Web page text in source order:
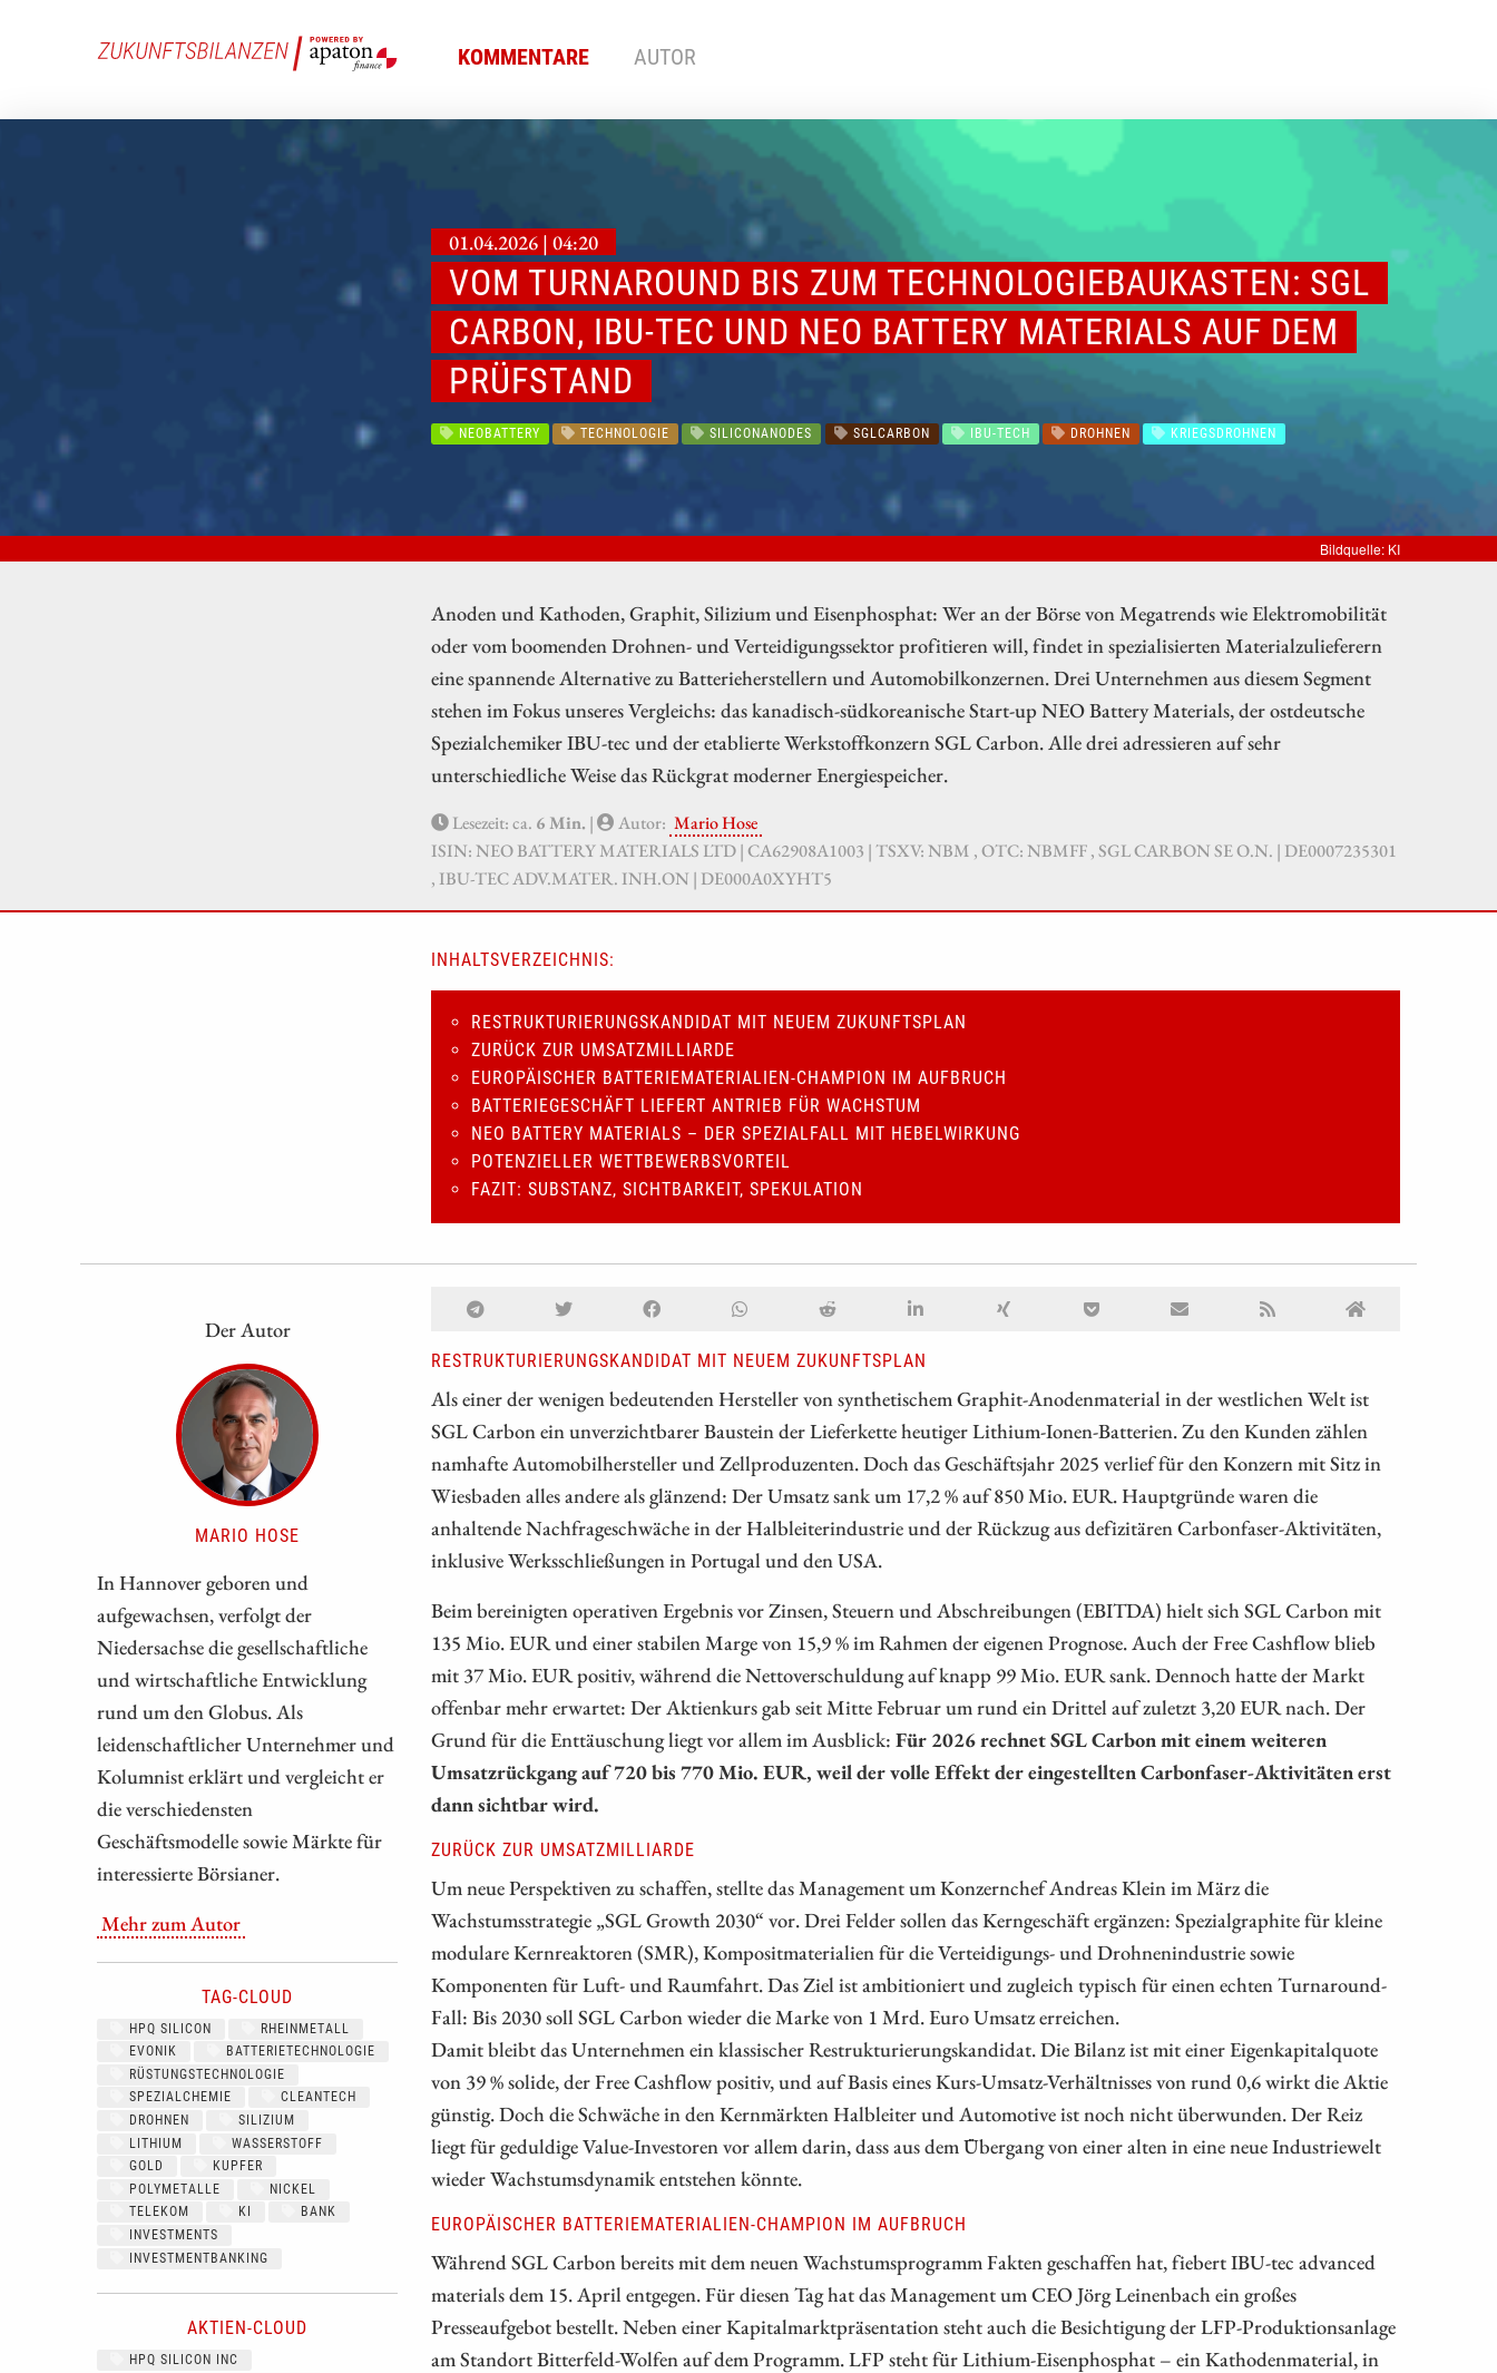
KOMMENTARE AUTOR
01.04.2026 | 04:20
VOM TURNAROUND BIS ZUM TECHNOLOGIEBAUKASTEN: SGL
CARBON, IBU-TEC UND NEO BATTERY MATERIALS AUF DEM
PRÜFSTAND
NEOBATTERY TECHNOLOGIE SILICONANODES SGLCARBON IBU-TECH DROHNEN KRIEGSDROHNEN
Bildquelle: KI
Anoden und Kathoden, Graphit, Silizium und Eisenphosphat: Wer an der Börse von Megatrends wie Elektromobilität
oder vom boomenden Drohnen- und Verteidigungssektor profitieren will, findet in spezialisierten Materialzulieferern
eine spannende Alternative zu Batterieherstellern und Automobilkonzernen. Drei Unternehmen aus diesem Segment
stehen im Fokus unseres Vergleichs: das kanadisch-südkoreanische Start-up NEO Battery Materials, der ostdeutsche
Spezialchemiker IBU-tec und der etablierte Werkstoffkonzern SGL Carbon. Alle drei adressieren auf sehr
unterschiedliche Weise das Rückgrat moderner Energiespeicher.
Lesezeit: ca. 6 Min. | Autor: Mario Hose
ISIN: NEO BATTERY MATERIALS LTD | CA62908A1003 | TSXV: NBM , OTC: NBMFF , SGL CARBON SE O.N. | DE0007235301
, IBU-TEC ADV.MATER. INH.ON | DE000A0XYHT5
INHALTSVERZEICHNIS:
RESTRUKTURIERUNGSKANDIDAT MIT NEUEM ZUKUNFTSPLAN
ZURÜCK ZUR UMSATZMILLIARDE
EUROPÄISCHER BATTERIEMATERIALIEN-CHAMPION IM AUFBRUCH
BATTERIEGESCHÄFT LIEFERT ANTRIEB FÜR WACHSTUM
NEO BATTERY MATERIALS – DER SPEZIALFALL MIT HEBELWIRKUNG
POTENZIELLER WETTBEWERBSVORTEIL
FAZIT: SUBSTANZ, SICHTBARKEIT, SPEKULATION
Der Autor
MARIO HOSE
In Hannover geboren und
aufgewachsen, verfolgt der
Niedersachse die gesellschaftliche
und wirtschaftliche Entwicklung
rund um den Globus. Als
leidenschaftlicher Unternehmer und
Kolumnist erklärt und vergleicht er
die verschiedensten
Geschäftsmodelle sowie Märkte für
interessierte Börsianer.
Mehr zum Autor
TAG-CLOUD
HPQ SILICON
RHEINMETALL
EVONIK
BATTERIETECHNOLOGIE
RÜSTUNGSTECHNOLOGIE
SPEZIALCHEMIE
CLEANTECH
DROHNEN
SILIZIUM
LITHIUM
WASSERSTOFF
GOLD
KUPFER
POLYMETALLE
NICKEL
TELEKOM
KI
BANK
INVESTMENTS
INVESTMENTBANKING
AKTIEN-CLOUD
HPQ SILICON INC
RESTRUKTURIERUNGSKANDIDAT MIT NEUEM ZUKUNFTSPLAN
Als einer der wenigen bedeutenden Hersteller von synthetischem Graphit-Anodenmaterial in der westlichen Welt ist
SGL Carbon ein unverzichtbarer Baustein der Lieferkette heutiger Lithium-Ionen-Batterien. Zu den Kunden zählen
namhafte Automobilhersteller und Zellproduzenten. Doch das Geschäftsjahr 2025 verlief für den Konzern mit Sitz in
Wiesbaden alles andere als glänzend: Der Umsatz sank um 17,2 % auf 850 Mio. EUR. Hauptgründe waren die
anhaltende Nachfrageschwäche in der Halbleiterindustrie und der Rückzug aus defizitären Carbonfaser-Aktivitäten,
inklusive Werksschließungen in Portugal und den USA.
Beim bereinigten operativen Ergebnis vor Zinsen, Steuern und Abschreibungen (EBITDA) hielt sich SGL Carbon mit
135 Mio. EUR und einer stabilen Marge von 15,9 % im Rahmen der eigenen Prognose. Auch der Free Cashflow blieb
mit 37 Mio. EUR positiv, während die Nettoverschuldung auf knapp 99 Mio. EUR sank. Dennoch hatte der Markt
offenbar mehr erwartet: Der Aktienkurs gab seit Mitte Februar um rund ein Drittel auf zuletzt 3,20 EUR nach. Der
Grund für die Enttäuschung liegt vor allem im Ausblick: Für 2026 rechnet SGL Carbon mit einem weiteren
Umsatzrückgang auf 720 bis 770 Mio. EUR, weil der volle Effekt der eingestellten Carbonfaser-Aktivitäten erst
dann sichtbar wird.
ZURÜCK ZUR UMSATZMILLIARDE
Um neue Perspektiven zu schaffen, stellte das Management um Konzernchef Andreas Klein im März die
Wachstumsstrategie „SGL Growth 2030“ vor. Drei Felder sollen das Kerngeschäft ergänzen: Spezialgraphite für kleine
modulare Kernreaktoren (SMR), Kompositmaterialien für die Verteidigungs- und Drohnenindustrie sowie
Komponenten für Luft- und Raumfahrt. Das Ziel ist ambitioniert und zugleich typisch für einen echten Turnaround-
Fall: Bis 2030 soll SGL Carbon wieder die Marke von 1 Mrd. Euro Umsatz erreichen.
Damit bleibt das Unternehmen ein klassischer Restrukturierungskandidat. Die Bilanz ist mit einer Eigenkapitalquote
von 39 % solide, der Free Cashflow positiv, und auf Basis eines Kurs-Umsatz-Verhältnisses von rund 0,6 wirkt die Aktie
günstig. Doch die Schwäche in den Kernmärkten Halbleiter und Automotive ist noch nicht überwunden. Der Reiz
liegt für geduldige Value-Investoren vor allem darin, dass aus dem Übergang von einer alten in eine neue Industriewelt
wieder Wachstumsdynamik entstehen könnte.
EUROPÄISCHER BATTERIEMATERIALIEN-CHAMPION IM AUFBRUCH
Während SGL Carbon bereits mit dem neuen Wachstumsprogramm Fakten geschaffen hat, fiebert IBU-tec advanced
materials dem 15. April entgegen. Für diesen Tag hat das Management um CEO Jörg Leinenbach ein großes
Presseaufgebot bestellt. Neben einer Kapitalmarktpräsentation steht auch die Besichtigung der LFP-Produktionsanlage
am Standort Bitterfeld-Wolfen auf dem Programm. LFP steht für Lithium-Eisenphosphat – ein Kathodenmaterial, in